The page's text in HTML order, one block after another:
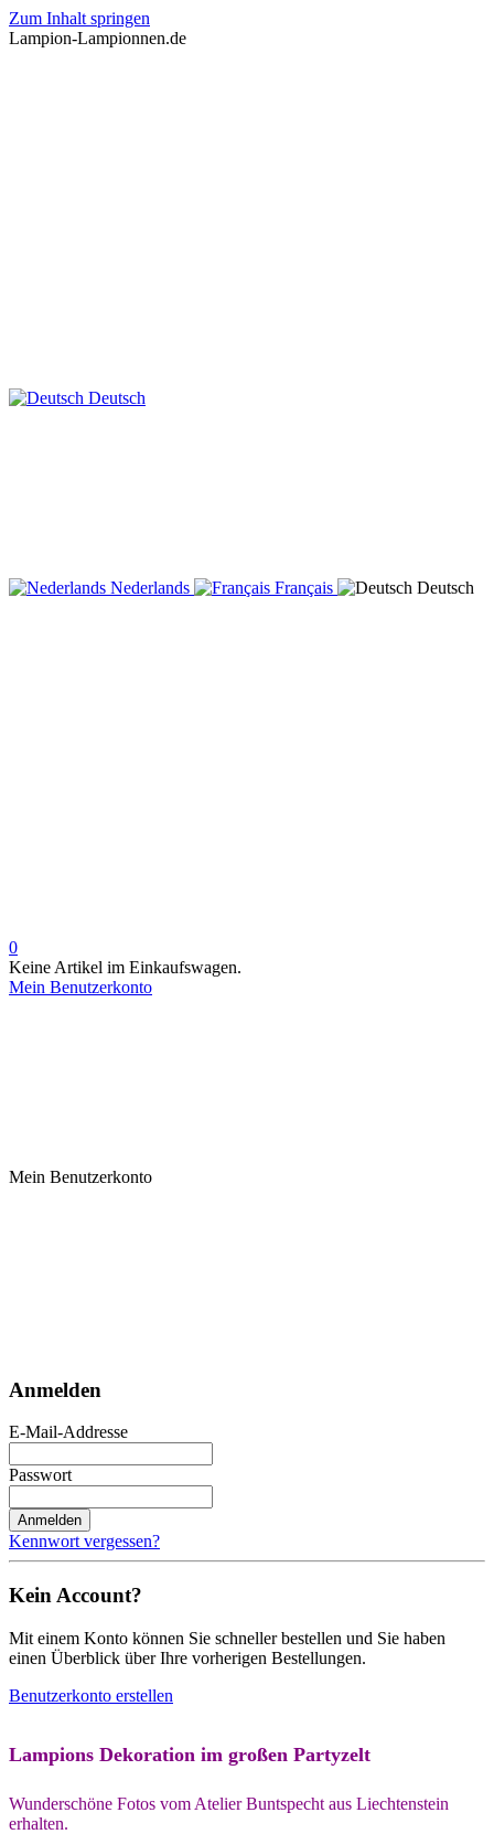
Zum Inhalt springen
Lampion-Lampionnen.de
Deutsch
Nederlands Français Deutsch
0
Keine Artikel im Einkaufswagen.
Mein Benutzerkonto
Mein Benutzerkonto
Anmelden
E-Mail-Addresse
Passwort
Anmelden
Kennwort vergessen?
Kein Account?
Mit einem Konto können Sie schneller bestellen und Sie haben
einen Überblick über Ihre vorherigen Bestellungen.
Benutzerkonto erstellen
Lampions Dekoration im großen Partyzelt
Wunderschöne Fotos vom Atelier Buntspecht aus Liechtenstein
erhalten.